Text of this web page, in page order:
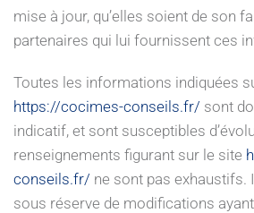
mise à jour, qu’elles soient de son
partenaires qui lui fournissent ces
Toutes les informations indiquées
https://cocimes-conseils.fr/ sont
indicatif, et sont susceptibles
renseignements figurant sur le site
conseils.fr/ ne sont pas exhaustifs.
sous réserve de modifications